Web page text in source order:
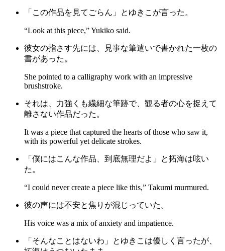
「この作品を見てごらん」とゆきこが言った。
“Look at this piece,” Yukiko said.
彼女の指さす先には、見事な筆遣いで書かれた一枚の
書があった。
She pointed to a calligraphy work with an impressive
brushstroke.
それは、力強くも繊細な筆跡で、観る者の心を捉えて
離さない作品だった。
It was a piece that captured the hearts of those who saw it,
with its powerful yet delicate strokes.
「僕にはこんな作品、到底無理だよ」と拓海は呟い
た。
“I could never create a piece like this,” Takumi murmured.
彼の声には不安と焦りが混じっていた。
His voice was a mix of anxiety and impatience.
「そんなことはないわ」とゆきこは優しく言ったが、